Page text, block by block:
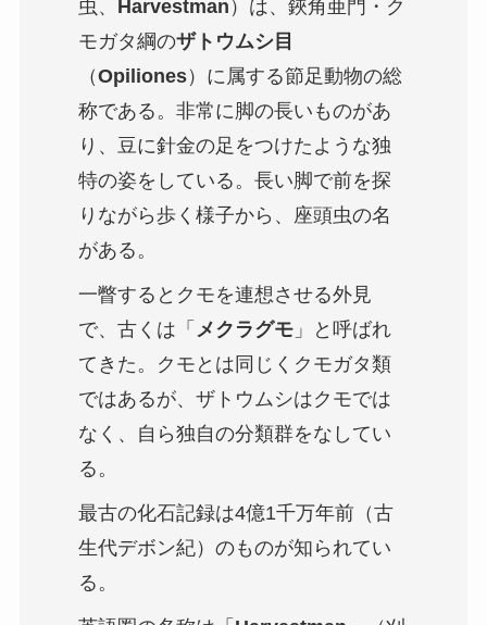
虫、 Harvestman ）は、鋏角亜門・ク
モガタ綱のザトウムシ目
（Opiliones）に属する節足動物の総
称である。非常に脚の長いものがあ
り、豆に針金の足をつけたような独
特の姿をしている。長い脚で前を探
りながら歩く様子から、座頭虫の名
がある。
一瞥するとクモを連想させる外見
で、古くは「 メクラグモ」と呼ばれ
てきた。クモとは同じくクモガタ類
ではあるが、ザトウムシはクモでは
なく、自ら独自の分類群をなしてい
る。
最古の化石記録は4億1千万年前（古
生代デボン紀）のものが知られてい
る。